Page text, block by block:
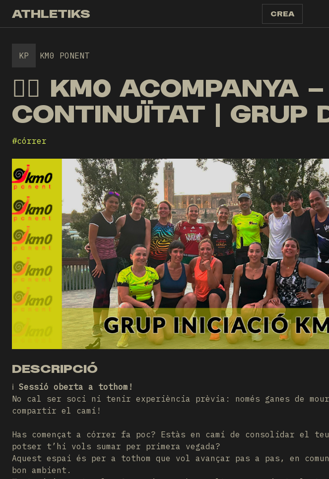
ATHLETIKS CREA
KP KM0 PONENT
🏃‍♀️ KM0 ACOMPANYA
CONTINUÏTAT | GRUP
#córrer
DESCRIPCIÓ
ℹ️ Sessió oberta a tothom!
No cal ser soci ni tenir experiència prèvia: només ganes de
compartir el camí!
Has començat a córrer fa poc? Estàs en camí de consolidar el
potser t’hi vols sumar per primera vegada?
Aquest espai és per a tothom que vol avançar pas a pas, en
bon ambient.